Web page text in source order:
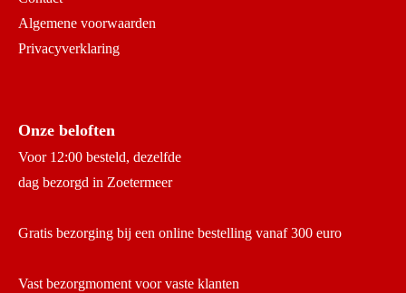
Algemene voorwaarden
Privacyverklaring
Onze beloften
Voor 12:00 besteld, dezelfde
dag bezorgd in Zoetermeer
Gratis bezorging bij een online bestelling vanaf 300 euro
Vast bezorgmoment voor vaste klanten